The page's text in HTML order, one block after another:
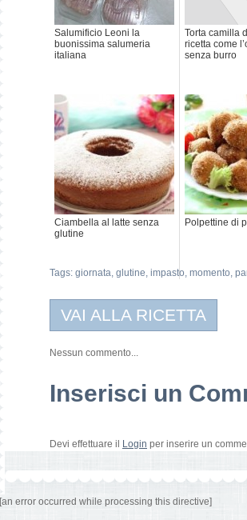
Salumificio Leoni la
buonissima salumeria
italiana
Torta camilla
ricetta come
senza burro
Ciambella al latte senza
glutine
Polpettine di
Tags: giornata, glutine, impasto, momento,
VAI ALLA RICETTA
Nessun commento...
Inserisci un
Devi effettuare il Login per inserire un
[an error occurred while processing this directive]